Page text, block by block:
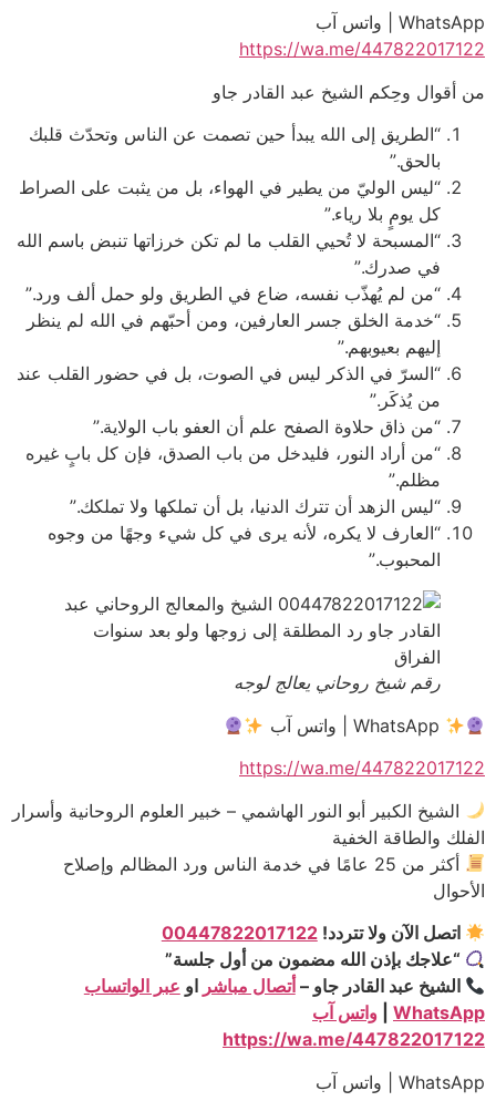
WhatsApp | واتس آب
https://wa.me/447822017122
من أقوال وحِكم الشيخ عبد القادر جاو
“الطريق إلى الله يبدأ حين تصمت عن الناس وتحدّث قلبك
بالحق.”
“ليس الوليّ من يطير في الهواء، بل من يثبت على الصراط
كل يومٍ بلا رياء.”
“المسبحة لا تُحيي القلب ما لم تكن خرزاتها تنبض باسم الله
في صدرك.”
“من لم يُهذّب نفسه، ضاع في الطريق ولو حمل ألف ورد.”
“خدمة الخلق جسر العارفين، ومن أحبّهم في الله لم ينظر
إليهم بعيوبهم.”
“السرّ في الذكر ليس في الصوت، بل في حضور القلب عند
من يُذكَر.”
“من ذاق حلاوة الصفح علم أن العفو باب الولاية.”
“من أراد النور، فليدخل من باب الصدق، فإن كل بابٍ غيره
مظلم.”
“ليس الزهد أن تترك الدنيا، بل أن تملكها ولا تملكك.”
“العارف لا يكره، لأنه يرى في كل شيء وجهًا من وجوه
المحبوب.”
رقم شيخ روحاني يعالج لوجه
https://wa.me/447822017122
الشيخ الكبير أبو النور الهاشمي – خبير العلوم الروحانية وأسرار
الفلك والطاقة الخفية
أكثر من 25 عامًا في خدمة الناس ورد المظالم وإصلاح
الأحوال
اتصل الآن ولا تتردد!00447822017122
“علاجك بإذن الله مضمون من أول جلسة”
الشيخ عبد القادر جاو – أتصال مباشر او عبر الواتساب
WhatsApp
واتس آب
https://wa.me/447822017122
WhatsApp | واتس آب